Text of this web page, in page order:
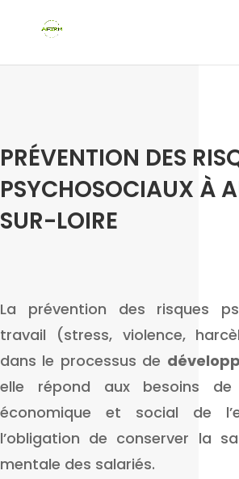
PRÉVENTION DES
PSYCHOSOCIAUX À
SUR-LOIRE
La prévention des risques
travail (stress, violence,
dans le processus de
elle répond aux besoins de
économique et social de
l’obligation de conserver la
mentale des salariés.